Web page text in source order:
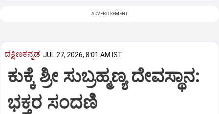
ADVERTISEMENT
ದಕ್ಷಿಣಕನ್ನಡ JUL 27, 2026, 8:01 AM IST
ಕುಕ್ಕೆ ಶ್ರೀ ಸುಬ್ರಹ್ಮಣ್ಯ ದೇವಸ್ಥಾನ:
ಭಕ್ತರ ಸಂದಣಿ